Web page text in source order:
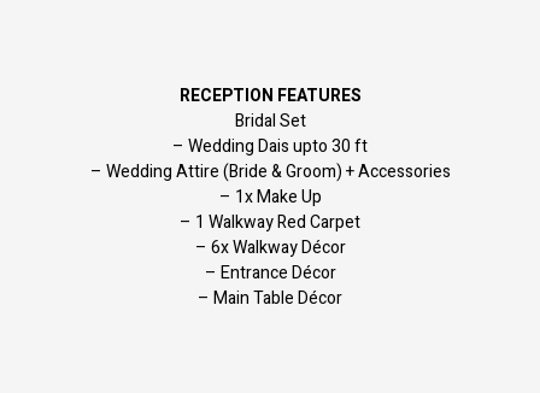
RECEPTION FEATURES
Bridal Set
– Wedding Dais upto 30 ft
– Wedding Attire (Bride & Groom) + Accessories
– 1x Make Up
– 1 Walkway Red Carpet
– 6x Walkway Décor
– Entrance Décor
– Main Table Décor